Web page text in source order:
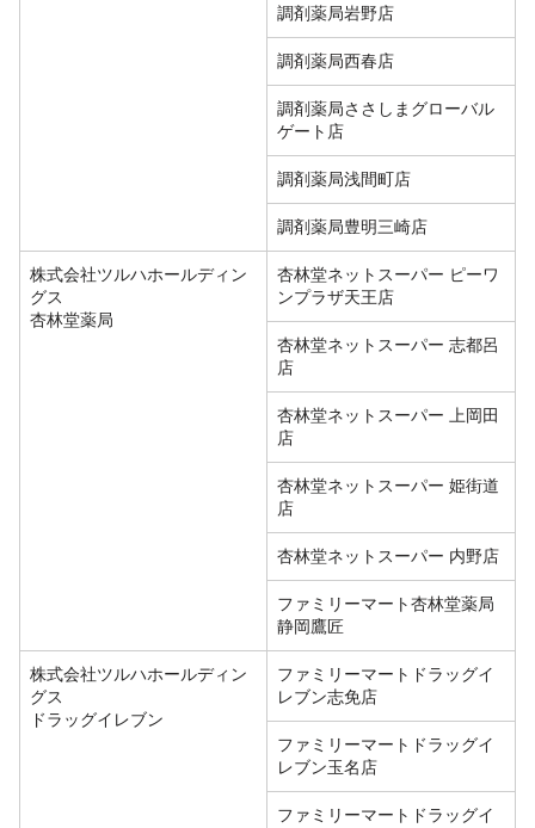
調剤薬局岩野店
調剤薬局西春店
調剤薬局ささしまグローバル
ゲート店
調剤薬局浅間町店
調剤薬局豊明三崎店
株式会社ツルハホールディン
グス
杏林堂薬局
杏林堂ネットスーパー ピーワ
ンプラザ天王店
杏林堂ネットスーパー 志都呂
店
杏林堂ネットスーパー 上岡田
店
杏林堂ネットスーパー 姫街道
店
杏林堂ネットスーパー 内野店
ファミリーマート杏林堂薬局
静岡鷹匠
株式会社ツルハホールディン
グス
ドラッグイレブン
ファミリーマートドラッグイ
レブン志免店
ファミリーマートドラッグイ
レブン玉名店
ファミリーマートドラッグイ